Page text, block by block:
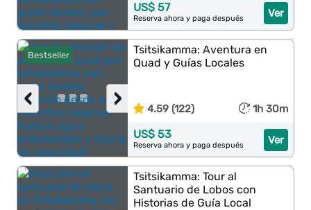
Ver
US$ 57
Reserva ahora y paga después
Bestseller
›
‹
Tsitsikamma: Aventura en
Quad y Guías Locales
4.59 (122) 1h 30m
Ver
US$ 53
Reserva ahora y paga después
Tsitsikamma: Tour al
Santuario de Lobos con
Historias de Guía Local